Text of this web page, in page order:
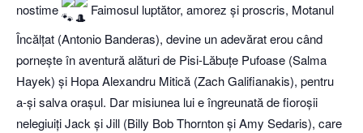
nostime
Faimosul luptător, amorez și proscris, Motanul
Încălțat (Antonio Banderas), devine un adevărat erou când
pornește în aventură alături de Pisi-Lăbuțe Pufoase (Salma
Hayek) și Hopa Alexandru Mitică (Zach Galifianakis), pentru
a-și salva orașul. Dar misiunea lui e îngreunată de fioroșii
nelegiuiți Jack și Jill (Billy Bob Thornton și Amy Sedaris), care